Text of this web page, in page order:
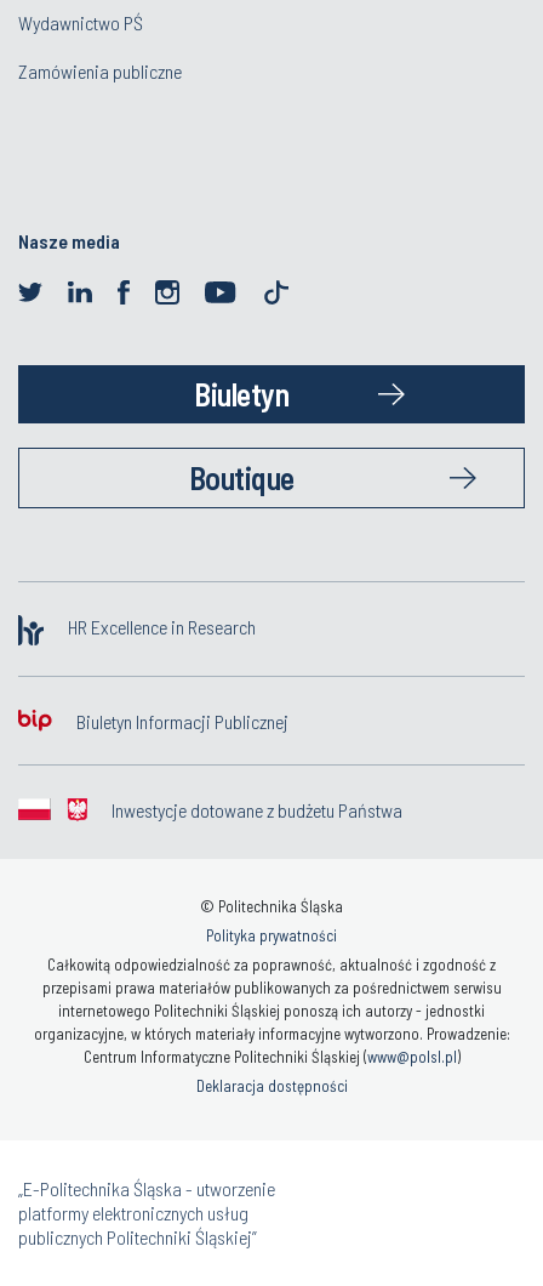
Wydawnictwo PŚ
Zamówienia publiczne
Nasze media
Biuletyn
Boutique
HR Excellence in Research
Biuletyn Informacji Publicznej
Inwestycje dotowane z budżetu Państwa
© Politechnika Śląska
Polityka prywatności
Całkowitą odpowiedzialność za poprawność, aktualność i zgodność z
przepisami prawa materiałów publikowanych za pośrednictwem serwisu
internetowego Politechniki Śląskiej ponoszą ich autorzy - jednostki
organizacyjne, w których materiały informacyjne wytworzono. Prowadzenie:
Centrum Informatyczne Politechniki Śląskiej (www@polsl.pl)
Deklaracja dostępności
„E-Politechnika Śląska - utworzenie
platformy elektronicznych usług
publicznych Politechniki Śląskiej”